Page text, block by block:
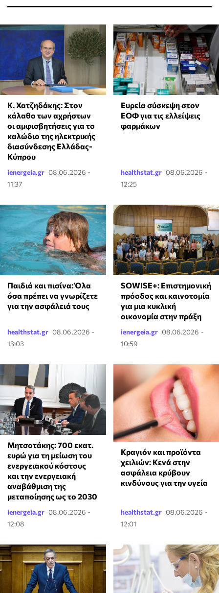
Κ. Χατζηδάκης: Στον
κάλαθο των αχρήστων
οι αμφισβητήσεις για το
καλώδιο της ηλεκτρικής
διασύνδεσης Ελλάδας-
Κύπρου
ienergeia.gr 08.06.2026 -
11:37
Ευρεία σύσκεψη στον
ΕΟΦ για τις ελλείψεις
φαρμάκων
healthstat.gr 08.06.2026 -
12:25
Παιδιά και πισίνα: Όλα
όσα πρέπει να γνωρίζετε
για την ασφάλειά τους
healthstat.gr 08.06.2026 -
13:03
SOWISE+: Επιστημονική
πρόοδος και καινοτομία
για μια κυκλική
οικονομία στην πράξη
ienergeia.gr 08.06.2026 -
10:59
Μητσοτάκης: 700 εκατ.
ευρώ για τη μείωση του
ενεργειακού κόστους
και την ενεργειακή
αναβάθμιση της
μεταποίησης ως το 2030
ienergeia.gr 08.06.2026 -
12:08
Κραγιόν και προϊόντα
χειλιών: Κενά στην
ασφάλεια κρύβουν
κινδύνους για την υγεία
healthstat.gr 08.06.2026 -
12:01